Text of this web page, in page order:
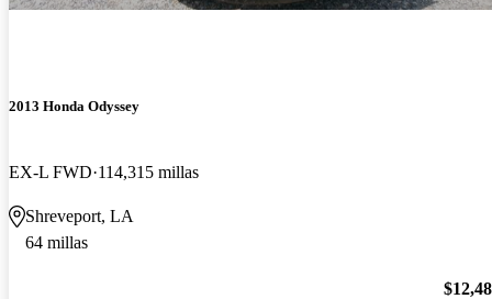
2013 Honda Odyssey
EX-L FWD 114,315 millas
Shreveport, LA
64 millas